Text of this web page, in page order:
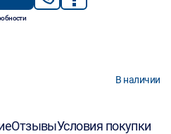
В наличии
ОтзывыУсловия покупки